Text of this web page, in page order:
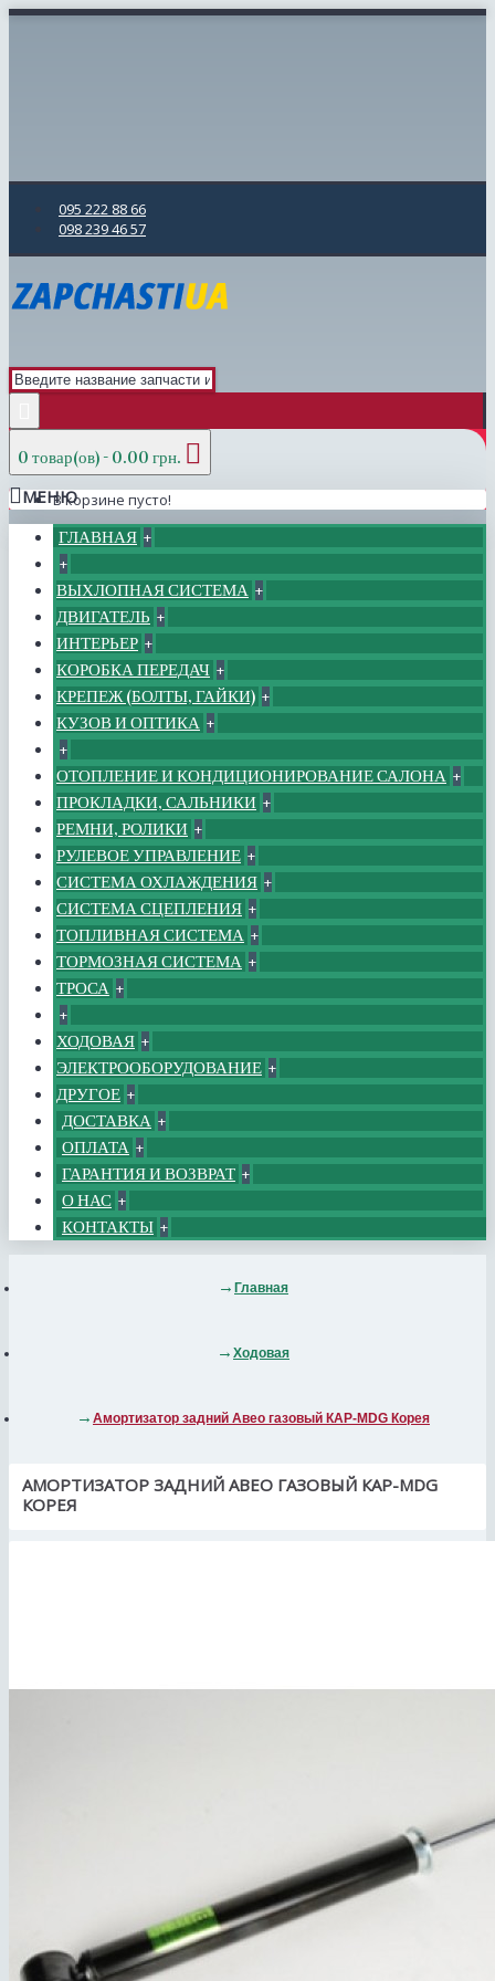
095 222 88 66
098 239 46 57
0 товар(ов) - 0.00 грн.
В корзине пусто!
МЕНЮ
ГЛАВНАЯ +
+
ВЫХЛОПНАЯ СИСТЕМА +
ДВИГАТЕЛЬ +
ИНТЕРЬЕР +
КОРОБКА ПЕРЕДАЧ +
КРЕПЕЖ (БОЛТЫ, ГАЙКИ) +
КУЗОВ И ОПТИКА +
+
ОТОПЛЕНИЕ И КОНДИЦИОНИРОВАНИЕ САЛОНА +
ПРОКЛАДКИ, САЛЬНИКИ +
РЕМНИ, РОЛИКИ +
РУЛЕВОЕ УПРАВЛЕНИЕ +
СИСТЕМА ОХЛАЖДЕНИЯ +
СИСТЕМА СЦЕПЛЕНИЯ +
ТОПЛИВНАЯ СИСТЕМА +
ТОРМОЗНАЯ СИСТЕМА +
ТРОСА +
+
ХОДОВАЯ +
ЭЛЕКТРООБОРУДОВАНИЕ +
ДРУГОЕ +
ДОСТАВКА +
ОПЛАТА +
ГАРАНТИЯ И ВОЗВРАТ +
О НАС +
КОНТАКТЫ +
Главная
Ходовая
Амортизатор задний Авео газовый КАР-MDG Корея
АМОРТИЗАТОР ЗАДНИЙ АВЕО ГАЗОВЫЙ КАР-MDG
КОРЕЯ